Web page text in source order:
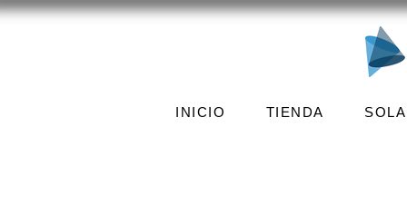
INICIO TIENDA